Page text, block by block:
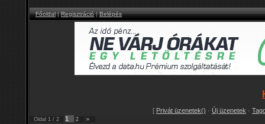
Főoldal|Regisztráció|Belépés
[ Privát üzenetek() · Új üzenetek ·
Oldal 1 / 2 1 2
»